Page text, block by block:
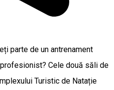
parte de un antrenament
Cele două săli de
Turistic de Natație